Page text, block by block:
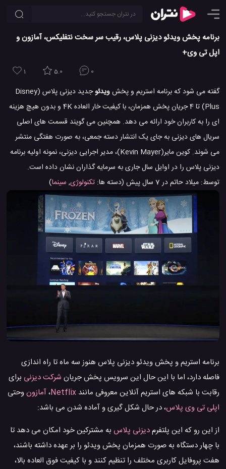
برنامه پخش ویدئو دیزنی پلاس، رقیب سر سخت نتفلیکس، آمازون و
اپل تی وی+
1 5.0 0
گفته می شود که برنامه استریم و پخشویدئو
جدید دیزنی پلاس (Disney
Plus) تا 4 جریان پخش همزمان، با کیفیت خار العاده 4K و بدون هیچ هزینه
ای را به کاربران خود ارائه می دهد. همچنین می گویند قسمت های اصلی
سریال های دیزنی به جای یک انتشار دسته جمعی، به صورت هفتگی منتشر
می شوند. کوین مایر(Kevin Mayer)، مدیر اجرایی دیزنی، نمونه اولیه برنامه
دیزنی پلاس را در اوایل سال جاری به سرمایه گذاران نشان داده است.
توسط: میلاد حاتمدر7 سال پیش (دسته ها: تکنولوژی, سینما)
برنامه استریم و پخش ویدئو دیزنی پلاس هنوز سه ماه تا راه اندازی
فاصله دارد، اما با این حال این سرویس پخش جریان شرکت دیزنی برای
رقابت با شبکه های استریم آنلاین معروفی مانند Netflix،آمازونوحتی
اپلی تی وی پلاس، در حال شکل گیری و آماده شدن می باشد:
از این رو که این پلتفرمدیزنی پلاس به مشترکین خود امکان می دهد تا
با چهار دستگاه به صورت همزمان پخش ویدئو را بر عهده داشته باشند،
هفت پروفایل کاربری مختلف را تنظیم کنند و با کیفیت فوق العاده بالا،